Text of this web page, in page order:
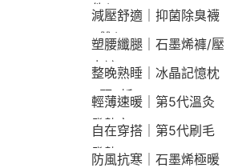
件$790
減壓舒適｜抑菌除臭襪
3雙$660
塑腰纖腿｜石墨烯褲/壓
力褲
整晚熟睡｜冰晶記憶枕
2顆9折
輕薄速暖｜第5代溫灸
發熱衣
自在穿搭｜第5代刷毛
發熱Bra T
防風抗寒｜石墨烯極暖